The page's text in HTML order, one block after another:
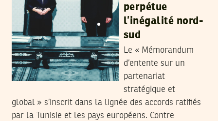
perpétue
l’inégalité nord-
sud
Le « Mémorandum
d’entente sur un
partenariat
stratégique et
global » s’inscrit dans la lignée des accords ratifiés
par la Tunisie et les pays européens. Contre